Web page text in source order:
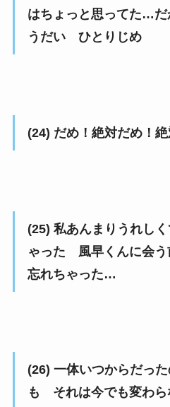
はちょっと思ってた…だ
うだい ひとりじめ
(24) だめ！絶対だめ！絶
(25) 私あんまりうれし
ゃった 風早くんに会う
忘れちゃった…
(26) 一体いつからだっ
も それは今でも変わ